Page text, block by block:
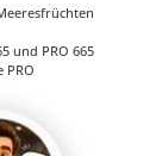
und PRO 665
PRO